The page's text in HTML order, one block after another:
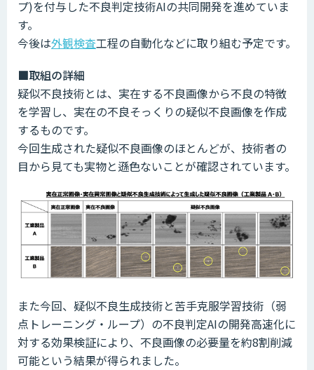
プ)を付与した不良判定技術AIの共同開発を進めていま
す。
今後は外観検査工程の自動化などに取り組む予定です。
■取組の詳細
疑似不良技術とは、実在する不良画像から不良の特徴
を学習し、実在の不良そっくりの疑似不良画像を作成
するものです。
今回生成された疑似不良画像のほとんどが、技術者の
目から見ても実物と遜色ないことが確認されています。
また今回、疑似不良生成技術と苦手克服学習技術（弱
点トレーニング・ループ）の不良判定AIの開発高速化に
対する効果検証により、不良画像の必要量を約8割削減
可能という結果が得られました。